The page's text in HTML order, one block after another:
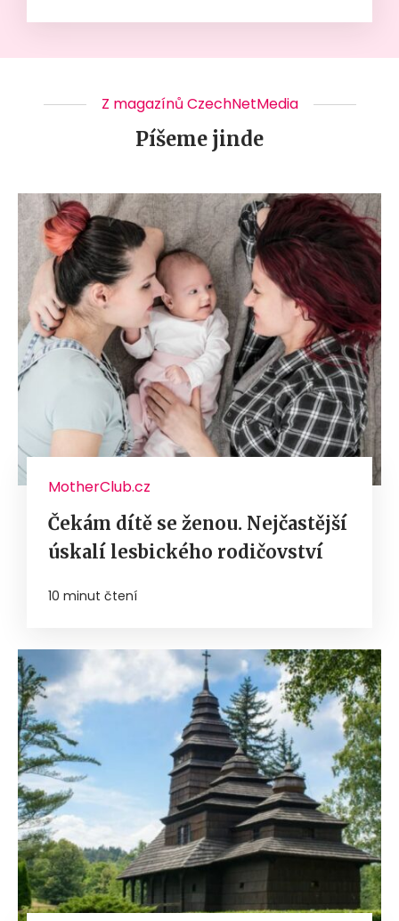
Z magazínů CzechNetMedia
Píšeme jinde
MotherClub.cz
Čekám dítě se ženou. Nejčastější
úskalí lesbického rodičovství
10 minut čtení